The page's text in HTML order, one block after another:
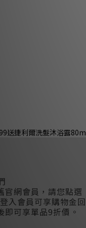
官網會員，請您點
入會員可享購物金
即可享單品9折價。